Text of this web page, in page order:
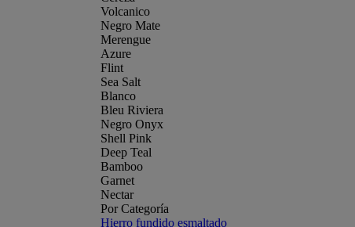
Volcanico
Negro Mate
Merengue
Azure
Flint
Sea Salt
Blanco
Bleu Riviera
Negro Onyx
Shell Pink
Deep Teal
Bamboo
Garnet
Nectar
Por Categoría
Hierro fundido esmaltado